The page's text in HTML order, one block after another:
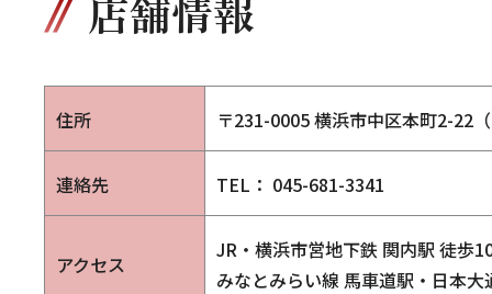
店舗情報
住所 〒231-0005 横浜市中区本町2-22
連絡先 TEL： 045-681-3341
アクセス
JR・横浜市営地下鉄 関内駅 徒歩
みなとみらい線 馬車道駅・日本